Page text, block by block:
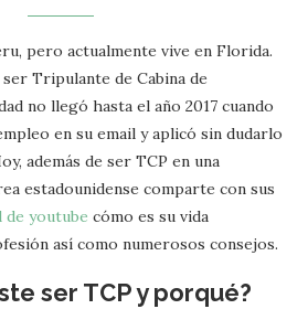
pero actualmente vive en Florida.
Tripulante de Cabina de
no llegó hasta el año 2017 cuando
en su email y aplicó sin dudarlo
además de ser TCP en una
estadounidense comparte con sus
de youtube cómo es su vida
así como numerosos consejos.
ser TCP y porqué?